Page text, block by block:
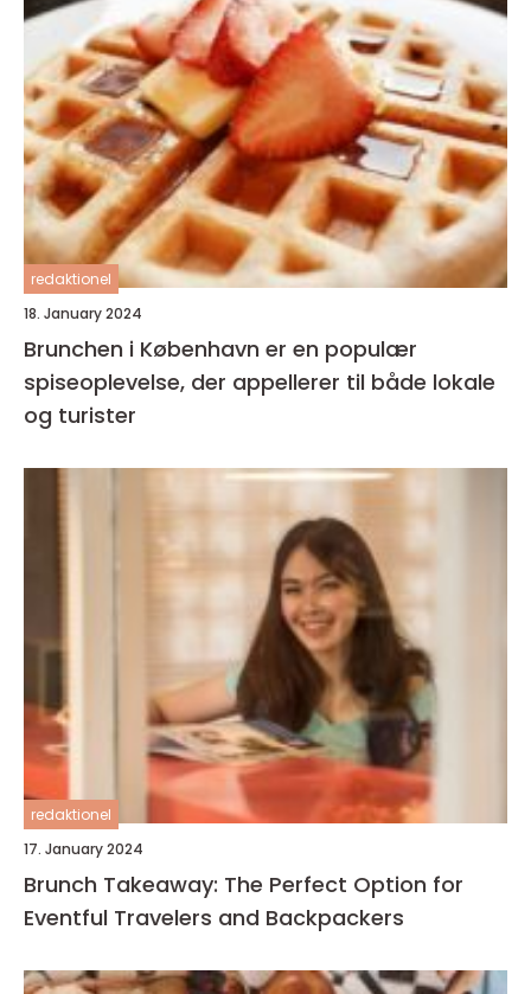
redaktionel
18. January 2024
Brunchen i København er en populær
spiseoplevelse, der appellerer til både lokale
og turister
redaktionel
17. January 2024
Brunch Takeaway: The Perfect Option for
Eventful Travelers and Backpackers